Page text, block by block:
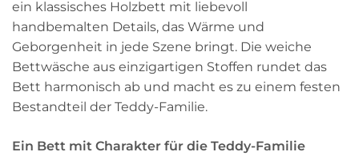
ein klassisches Holzbett mit liebevoll
handbemalten Details, das Wärme und
Geborgenheit in jede Szene bringt. Die weiche
Bettwäsche aus einzigartigen Stoffen rundet das
Bett harmonisch ab und macht es zu einem festen
Bestandteil der Teddy-Familie.
Ein Bett mit Charakter für die Teddy-Familie